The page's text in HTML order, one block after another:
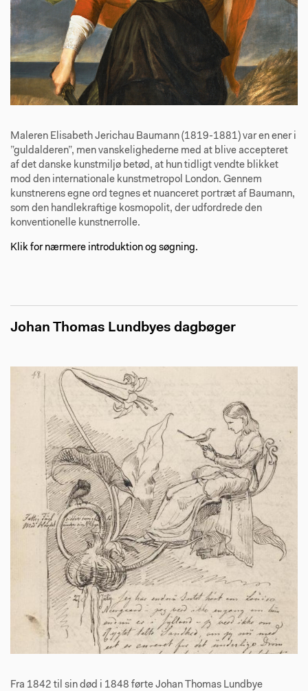
Maleren Elisabeth Jerichau Baumann (1819-1881) var en ener i
”guldalderen”, men vanskelighederne med at blive accepteret
af det danske kunstmiljø betød, at hun tidligt vendte blikket
mod den internationale kunstmetropol London. Gennem
kunstnerens egne ord tegnes et nuanceret portræt af Baumann,
som den handlekraftige kosmopolit, der udfordrede den
konventionelle kunstnerrolle.
Klik for nærmere introduktion og søgning.
Johan Thomas Lundbyes dagbøger
Fra 1842 til sin død i 1848 førte Johan Thomas Lundbye